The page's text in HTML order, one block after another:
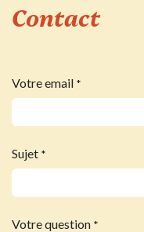
Contact
Votre email *
Sujet *
Votre question *